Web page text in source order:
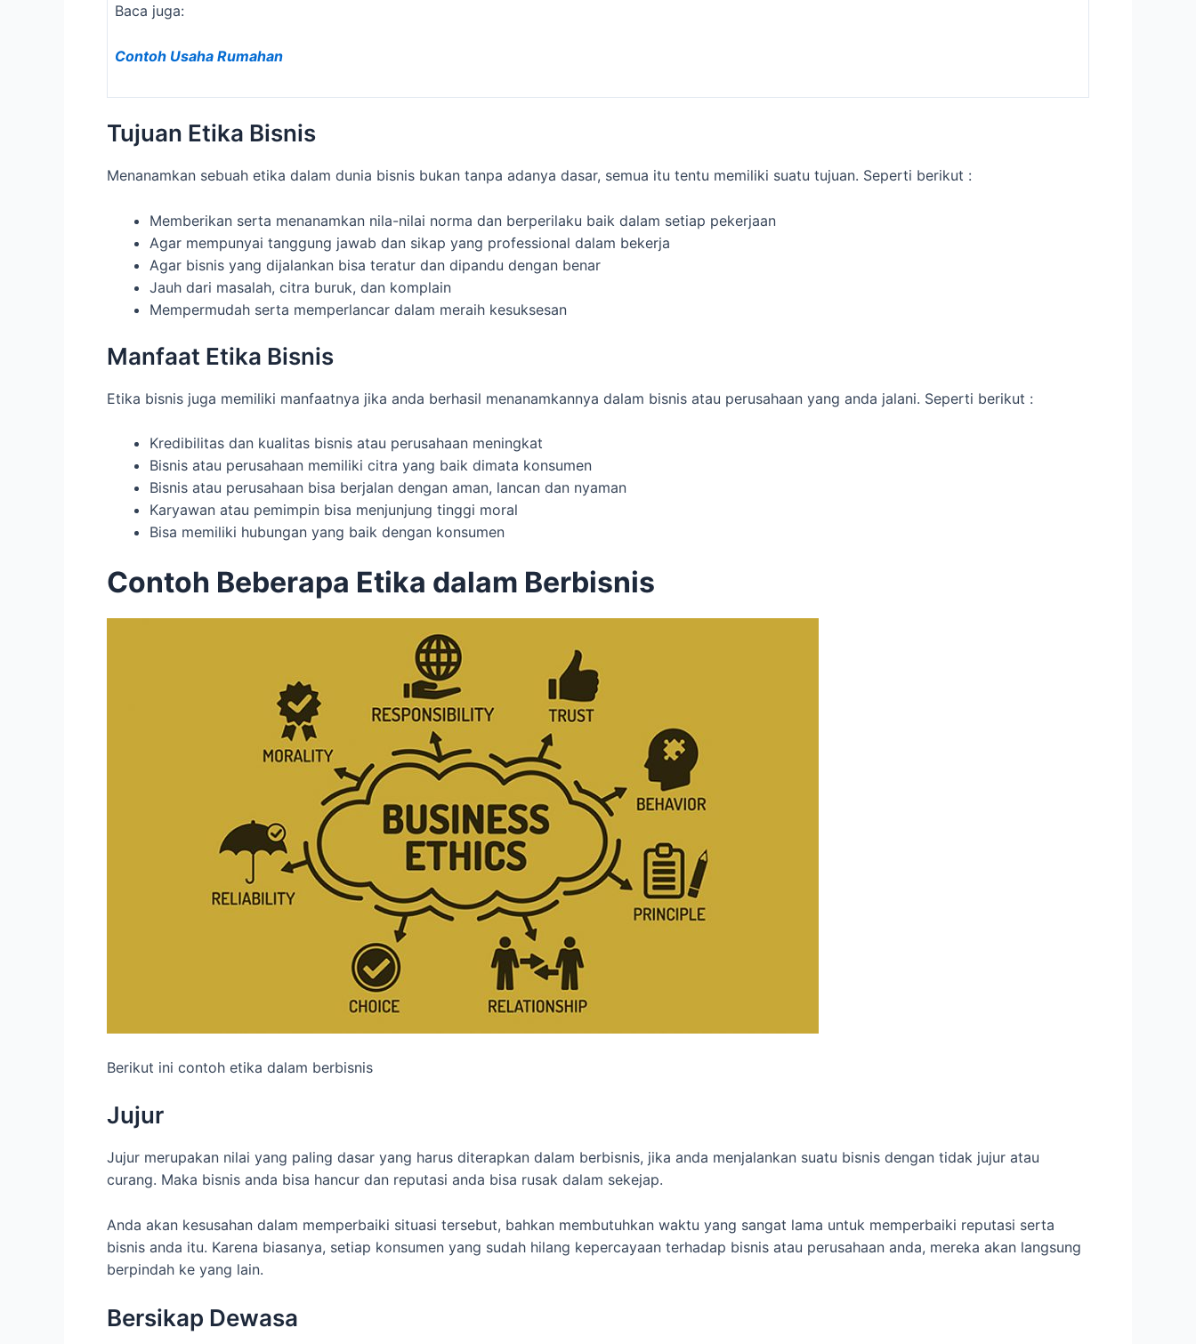
Baca juga:
Contoh Usaha Rumahan
Tujuan Etika Bisnis
Menanamkan sebuah etika dalam dunia bisnis bukan tanpa adanya dasar, semua itu tentu memiliki suatu tujuan. Seperti berikut :
Memberikan serta menanamkan nila-nilai norma dan berperilaku baik dalam setiap pekerjaan
Agar mempunyai tanggung jawab dan sikap yang professional dalam bekerja
Agar bisnis yang dijalankan bisa teratur dan dipandu dengan benar
Jauh dari masalah, citra buruk, dan komplain
Mempermudah serta memperlancar dalam meraih kesuksesan
Manfaat Etika Bisnis
Etika bisnis juga memiliki manfaatnya jika anda berhasil menanamkannya dalam bisnis atau perusahaan yang anda jalani. Seperti berikut :
Kredibilitas dan kualitas bisnis atau perusahaan meningkat
Bisnis atau perusahaan memiliki citra yang baik dimata konsumen
Bisnis atau perusahaan bisa berjalan dengan aman, lancan dan nyaman
Karyawan atau pemimpin bisa menjunjung tinggi moral
Bisa memiliki hubungan yang baik dengan konsumen
Contoh Beberapa Etika dalam Berbisnis
Berikut ini contoh etika dalam berbisnis
Jujur
Jujur merupakan nilai yang paling dasar yang harus diterapkan dalam berbisnis, jika anda menjalankan suatu bisnis dengan tidak jujur atau
curang. Maka bisnis anda bisa hancur dan reputasi anda bisa rusak dalam sekejap.
Anda akan kesusahan dalam memperbaiki situasi tersebut, bahkan membutuhkan waktu yang sangat lama untuk memperbaiki reputasi serta
bisnis anda itu. Karena biasanya, setiap konsumen yang sudah hilang kepercayaan terhadap bisnis atau perusahaan anda, mereka akan langsung
berpindah ke yang lain.
Bersikap Dewasa